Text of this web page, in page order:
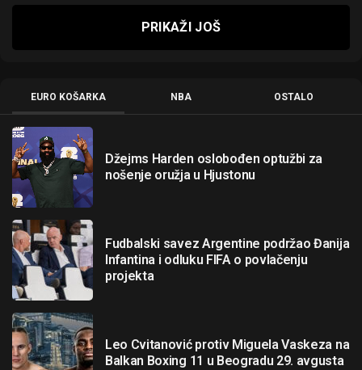
PRIKAŽI JOŠ
EURO KOŠARKA NBA OSTALO
Džejms Harden oslobođen optužbi za
nošenje oružja u Hjustonu
Fudbalski savez Argentine podržao Đanija
Infantina i odluku FIFA o povlačenju
projekta
Leo Cvitanović protiv Miguela Vaskeza na
Balkan Boxing 11 u Beogradu 29. avgusta